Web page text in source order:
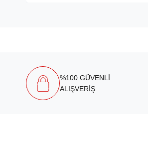
%100 GÜVENLİ
ALIŞVERİŞ